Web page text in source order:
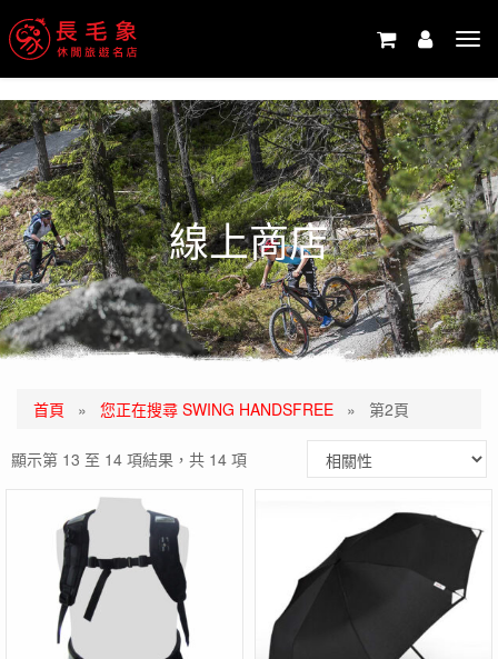
線上商店
首頁 » 您正在搜尋 SWING HANDSFREE » 第2頁
顯示第 13 至 14 項結果，共 14 項